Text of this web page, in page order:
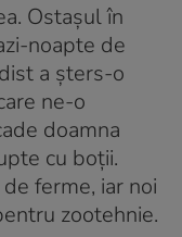
Ostaşul în
noapte de
a şters-o
ne-o
doamna
cu boţii.
ferme, iar noi
zootehnie.